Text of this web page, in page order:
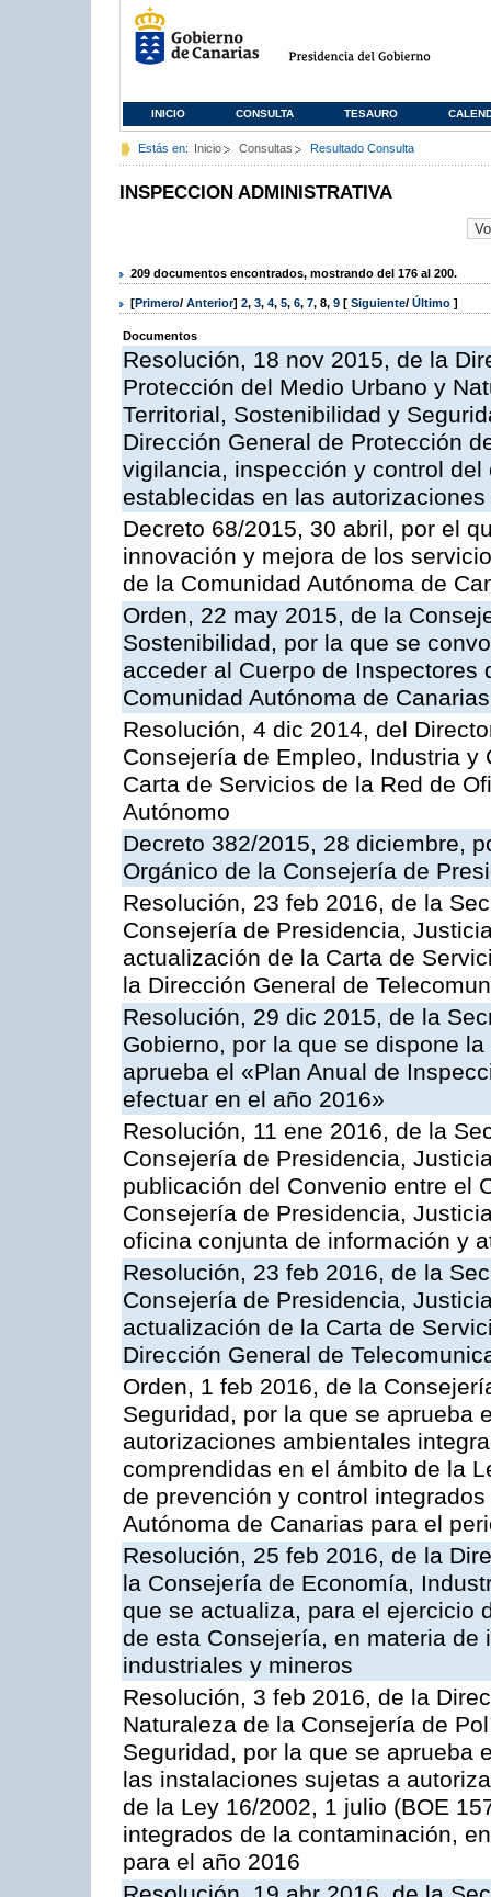
INICIO CONSULTA TESAURO
Estás en: Inicio Consultas Resultado Consulta
INSPECCION ADMINISTRATIVA
209 documentos encontrados, mostrando del 176 al 200.
[Primero/ Anterior] 2, 3, 4, 5, 6, 7, 8, 9 [ Siguiente/ Último ]
Documentos
Resolución, 18 nov 2015, de la
Protección del Medio Urbano y
Territorial, Sostenibilidad y
Dirección General de Protección
vigilancia, inspección y control
establecidas en las
Decreto 68/2015, 30 abril, por el
innovación y mejora de los
de la Comunidad Autónoma de
Orden, 22 may 2015, de la
Sostenibilidad, por la que se
acceder al Cuerpo de
Comunidad Autónoma de Canarias
Resolución, 4 dic 2014, del
Consejería de Empleo, Industria
Carta de Servicios de la Red de
Autónomo
Decreto 382/2015, 28 diciembre,
Orgánico de la Consejería de
Resolución, 23 feb 2016, de la
Consejería de Presidencia,
actualización de la Carta de
la Dirección General de
Resolución, 29 dic 2015, de la
Gobierno, por la que se dispone
aprueba el «Plan Anual de
efectuar en el año 2016»
Resolución, 11 ene 2016, de la
Consejería de Presidencia,
publicación del Convenio entre el
Consejería de Presidencia,
oficina conjunta de información y
Resolución, 23 feb 2016, de la
Consejería de Presidencia,
actualización de la Carta de
Dirección General de
Orden, 1 feb 2016, de la
Seguridad, por la que se aprueba
autorizaciones ambientales
comprendidas en el ámbito de la
de prevención y control
Autónoma de Canarias para el
Resolución, 25 feb 2016, de la
la Consejería de Economía,
que se actualiza, para el ejercicio
de esta Consejería, en materia
industriales y mineros
Resolución, 3 feb 2016, de la
Naturaleza de la Consejería de
Seguridad, por la que se aprueba
las instalaciones sujetas a
de la Ley 16/2002, 1 julio (BOE
integrados de la contaminación,
para el año 2016